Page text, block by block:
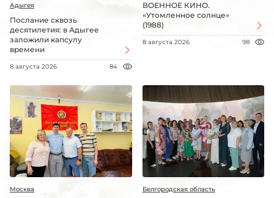
Адыгея
Послание сквозь
десятилетия: в Адыгее
заложили капсулу
времени
8 августа 2026 84
ВОЕННОЕ КИНО.
«Утомленное солнце»
(1988)
8 августа 2026 98
Москва Белгородская область